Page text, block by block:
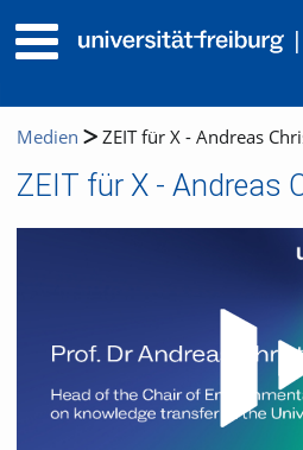
Medien ZEIT für X - Andreas